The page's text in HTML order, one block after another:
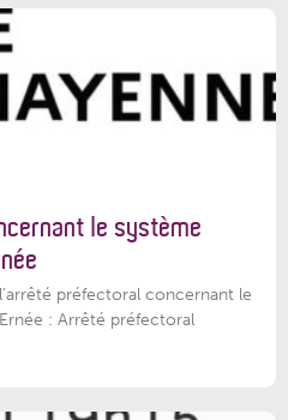
le système
préfectoral concernant le
: Arrêté préfectoral